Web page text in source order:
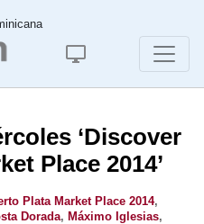
‘Discover
Place 2014’
Plata Market Place 2014,
Dorada, Máximo Iglesias,